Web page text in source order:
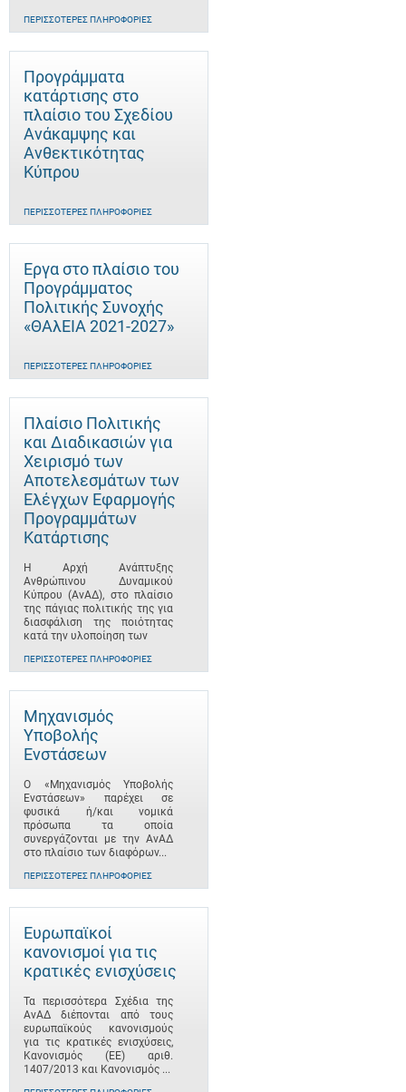
ΠΕΡΙΣΣΌΤΕΡΕΣ ΠΛΗΡΟΦΟΡΊΕΣ
Προγράμματα
κατάρτισης στο
πλαίσιο του Σχεδίου
Ανάκαμψης και
Ανθεκτικότητας
Κύπρου
ΠΕΡΙΣΣΌΤΕΡΕΣ ΠΛΗΡΟΦΟΡΊΕΣ
Έργα στο πλαίσιο του
Προγράμματος
Πολιτικής Συνοχής
«ΘΑλΕΙΑ 2021-2027»
ΠΕΡΙΣΣΌΤΕΡΕΣ ΠΛΗΡΟΦΟΡΊΕΣ
Πλαίσιο Πολιτικής
και Διαδικασιών για
Χειρισμό των
Αποτελεσμάτων των
Ελέγχων Εφαρμογής
Προγραμμάτων
Κατάρτισης
Η Αρχή Ανάπτυξης
Ανθρώπινου Δυναμικού
Κύπρου (ΑνΑΔ), στο πλαίσιο
της πάγιας πολιτικής της για
διασφάλιση της ποιότητας
κατά την υλοποίηση των
ΠΕΡΙΣΣΌΤΕΡΕΣ ΠΛΗΡΟΦΟΡΊΕΣ
Μηχανισμός
Υποβολής
Ενστάσεων
Ο «Μηχανισμός Υποβολής
Ενστάσεων» παρέχει σε
φυσικά ή/και νομικά
πρόσωπα τα οποία
συνεργάζονται με την ΑνΑΔ
στο πλαίσιο των διαφόρων...
ΠΕΡΙΣΣΌΤΕΡΕΣ ΠΛΗΡΟΦΟΡΊΕΣ
Ευρωπαϊκοί
κανονισμοί για τις
κρατικές ενισχύσεις
Τα περισσότερα Σχέδια της
ΑνΑΔ διέπονται από τους
ευρωπαϊκούς κανονισμούς
για τις κρατικές ενισχύσεις,
Κανονισμός (ΕΕ) αριθ.
1407/2013 και Κανονισμός ...